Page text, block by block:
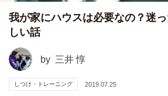
我が家にハウスは必要なの？迷
しい話
by 三井 惇
しつけ・トレーニング 2019.07.25